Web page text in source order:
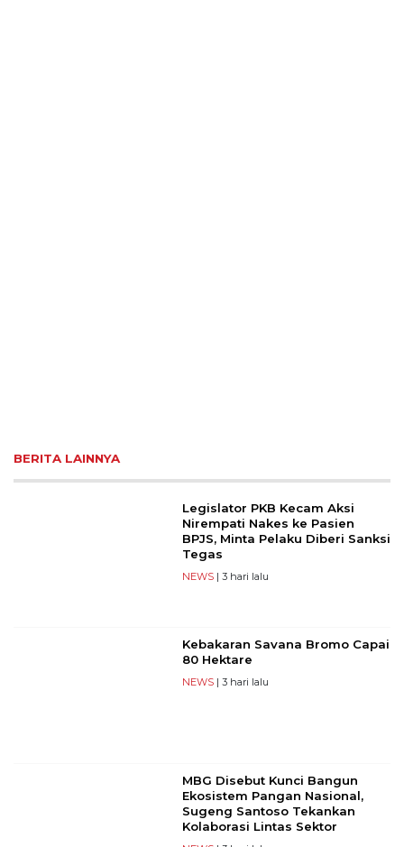
BERITA LAINNYA
Legislator PKB Kecam Aksi
Nirempati Nakes ke Pasien
BPJS, Minta Pelaku Diberi Sanksi
Tegas
NEWS| 3 hari lalu
Kebakaran Savana Bromo Capai
80 Hektare
NEWS| 3 hari lalu
MBG Disebut Kunci Bangun
Ekosistem Pangan Nasional,
Sugeng Santoso Tekankan
Kolaborasi Lintas Sektor